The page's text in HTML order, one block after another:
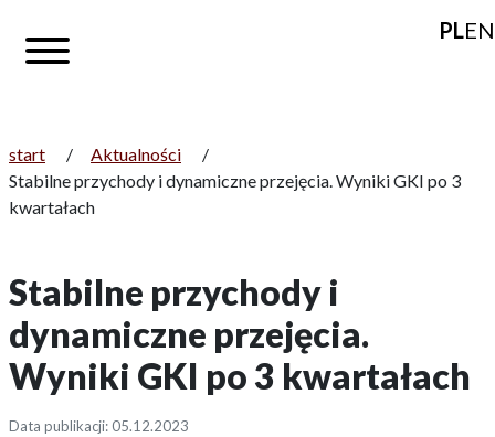
PLEN
start / Aktualności
/
Stabilne przychody i dynamiczne przejęcia. Wyniki GKI po 3
kwartałach
Stabilne przychody i
dynamiczne przejęcia.
Wyniki GKI po 3 kwartałach
Data publikacji: 05.12.2023